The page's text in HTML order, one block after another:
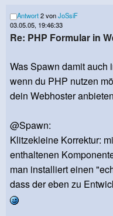
Antwort2 vonJoSsiF
03.05.05, 19:46:33
Re: PHP Formular in
Was Spawn damit auch
wenn du PHP nutzen
dein Webhoster
@Spawn:
Klitzekleine Korrektur:
enthaltenen
man installiert einen
dass der eben zu